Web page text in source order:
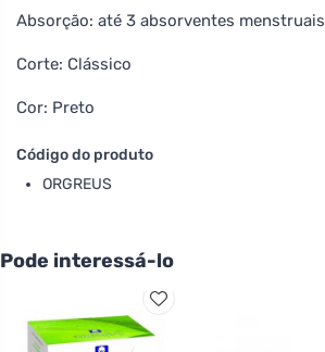
Absorção: até 3 absorventes menstruais
Corte: Clássico
Cor: Preto
Código do produto
ORGREUS
Pode interessá-lo